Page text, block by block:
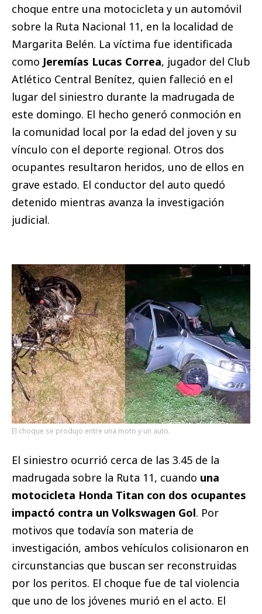
choque entre una motocicleta y un automóvil
sobre la Ruta Nacional 11, en la localidad de
Margarita Belén. La víctima fue identificada
como Jeremías Lucas Correa, jugador del Club
Atlético Central Benítez, quien falleció en el
lugar del siniestro durante la madrugada de
este domingo. El hecho generó conmoción en
la comunidad local por la edad del joven y su
vínculo con el deporte regional. Otros dos
ocupantes resultaron heridos, uno de ellos en
grave estado. El conductor del auto quedó
detenido mientras avanza la investigación
judicial.
El choque se produjo entre una moto y un auto.
El siniestro ocurrió cerca de las 3.45 de la
madrugada sobre la Ruta 11, cuando una
motocicleta Honda Titan con dos ocupantes
impactó contra un Volkswagen Gol. Por
motivos que todavía son materia de
investigación, ambos vehículos colisionaron en
circunstancias que buscan ser reconstruidas
por los peritos. El choque fue de tal violencia
que uno de los jóvenes murió en el acto. El